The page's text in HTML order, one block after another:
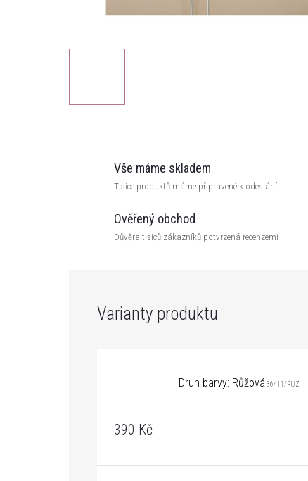
Vše máme skladem
Tisíce produktů máme připravené k odeslání
Ověřený obchod
Důvěra tisíců zákazníků potvrzená recenzemi
Druh barvy: Růžová 36411/RUZ
390 Kč